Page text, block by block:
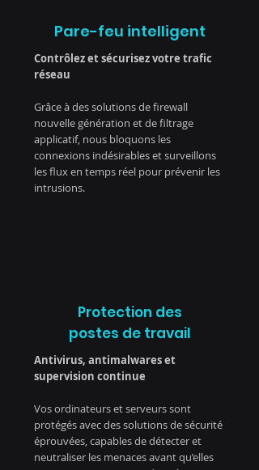
Pare-feu intelligent
Contrôlez et sécurisez votre trafic
réseau
Grâce à des solutions de firewall
nouvelle génération et de filtrage
applicatif, nous bloquons les
connexions indésirables et surveillons
les flux en temps réel pour prévenir les
intrusions.
Protection des
postes de travail
Antivirus, antimalwares et
supervision continue
Vos ordinateurs et serveurs sont
protégés avec des solutions de sécurité
éprouvées, capables de détecter et
neutraliser les menaces avant qu’elles